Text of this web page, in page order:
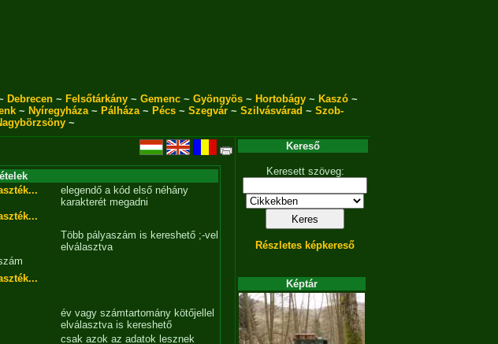
Debrecen ~ Felsőtárkány ~ Gemenc ~ Gyöngyös ~ Hortobágy ~ Kaszó ~
~ Nyíregyháza~ Pálháza~ Pécs~ Szegvár~ Szilvásvárad ~ Szob-
~
elegendő a kód első néhány
karakterét megadni
Több pályaszám is kereshető ;-vel
elválasztva
év vagy számtartomány kötőjellel
elválasztva is kereshető
csak azok az adatok lesznek
Kereső
Keresett szöveg:
Részletes képkereső
Képtár